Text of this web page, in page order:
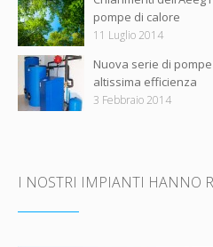
pompe di calore
11 Luglio 2014
Nuova serie di
altissima efficienza
3 Febbraio 2014
I NOSTRI IMPIANTI HANNO